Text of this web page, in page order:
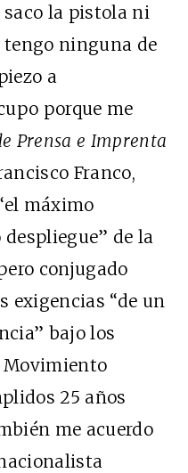
saco la pistola ni
tengo ninguna de
a
porque me
Prensa e Imprenta
Franco,
máximo
de la
conjugado
exigencias “de un
bajo los
25 años
me acuerdo